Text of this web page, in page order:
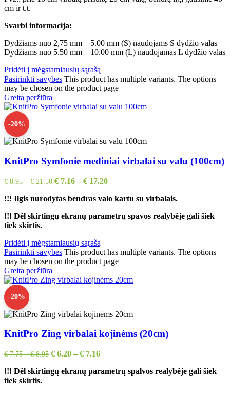
cm ir t.t.
Svarbi informacija:
Dydžiams nuo 2,75 mm – 5.00 mm (S) naudojams S dydžio valas
Dydžiams nuo 5.50 mm – 10.00 mm (L) naudojamas L dydžio valas
Pridėti į mėgstamiausių sąrašą
Pasirinkti savybes This product has multiple variants. The options
may be chosen on the product page
Greita peržiūra
-20%
KnitPro Symfonie mediniai virbalai su valu (100cm)
€8.95–€21.50 € 7.16 – € 17.20
!!! Ilgis nurodytas bendras valo kartu su virbalais.
!!! Dėl skirtingų ekranų parametrų spavos realybėje gali šiek
tiek skirtis.
Pridėti į mėgstamiausių sąrašą
Pasirinkti savybes This product has multiple variants. The options
may be chosen on the product page
Greita peržiūra
-20%
KnitPro Zing virbalai kojinėms (20cm)
€7.75–€8.95 € 6.20 – € 7.16
!!! Dėl skirtingų ekranų parametrų spalvos realybėje gali šiek
tiek skirtis.